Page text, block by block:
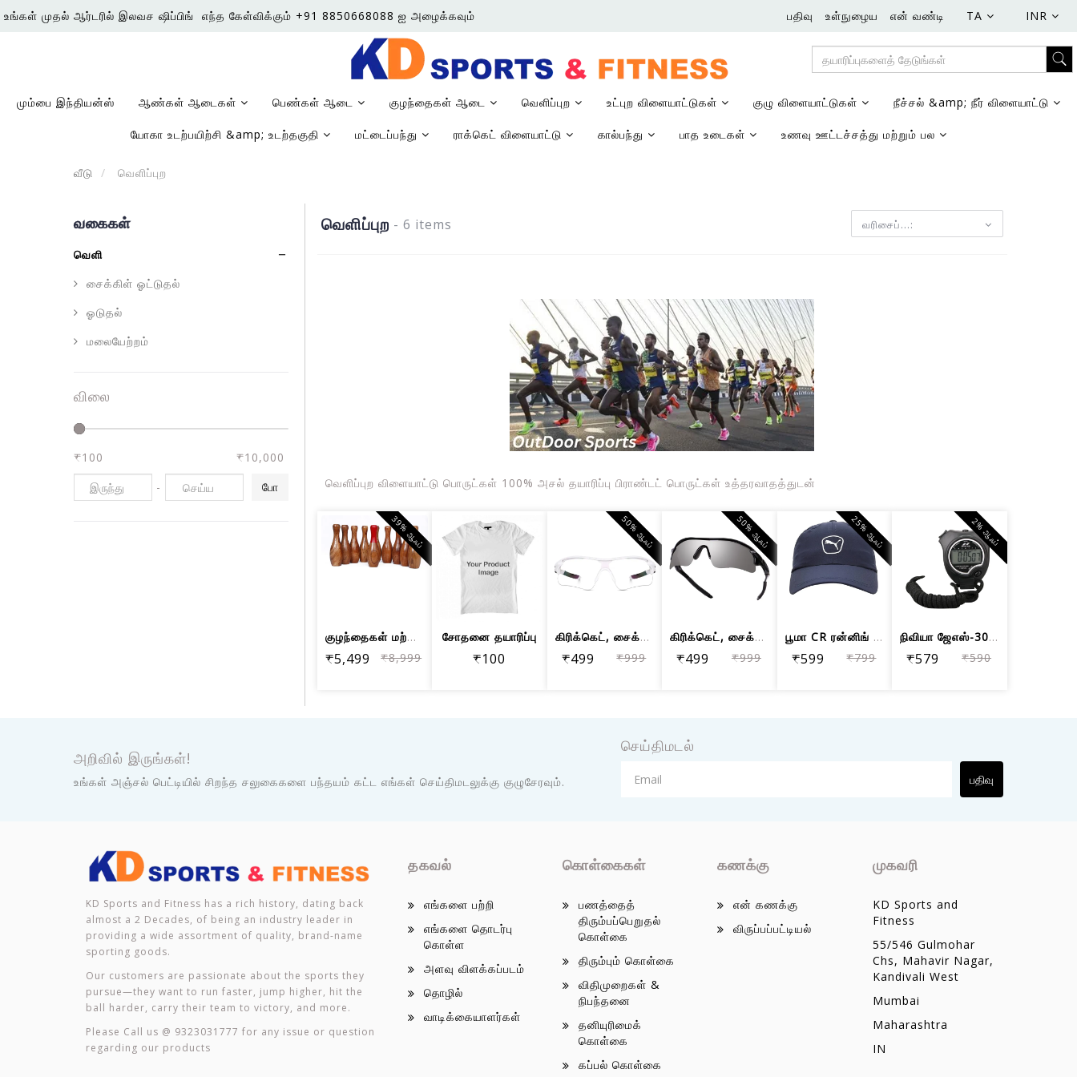
உங்கள் முதல் ஆர்டரில் இலவச ஷிப்பிங் எந்த கேள்விக்கும் +91 8850668088 ஐ அழைக்கவும் பதிவு உள்நுழைய என் வண்டி TA INR
மும்பை இந்தியன்ஸ் ஆண்கள் ஆடைகள் பெண்கள் ஆடை குழந்தைகள் ஆடை வெளிப்புற உட்புற விளையாட்டுகள் குழு விளையாட்டுகள் நீச்சல் &amp; நீர் விளையாட்டு
யோகா உடற்பயிற்சி &amp; உடற்தகுதி மட்டைப்பந்து ராக்கெட் விளையாட்டு கால்பந்து பாத உடைகள் உணவு ஊட்டச்சத்து மற்றும் பல
வீடு வெளிப்புற
வகைகள்
வெளி
சைக்கிள் ஓட்டுதல்
ஓடுதல்
மலையேற்றம்
விலை
₹100
₹10,000
-
போ
வெளிப்புற - 6 items வரிசைப்...:
வெளிப்புற விளையாட்டு பொருட்கள் 100% அசல் தயாரிப்பு பிராண்டட் பொருட்கள் உத்தரவாதத்துடன்
குழந்தைகள் மற்றும் பெரியவர்களுக்கான K...
₹5,499 ₹8,999
39% ஆஃப்
சோதனை தயாரிப்பு
₹100
கிரிக்கெட், சைக்கிள் ஓட்டுதல், பந்தயம...
₹499 ₹999
50% ஆஃப்
கிரிக்கெட், சைக்கிள் ஓட்டுதல், பந்தயம...
₹499 ₹999
50% ஆஃப்
பூமா CR ரன்னிங் கேப், பீகோட்
₹599 ₹799
25% ஆஃப்
நிவியா ஜேஎஸ்-307 டிஜிட்டல் ஸ்டாப் வாட்ச்
₹579 ₹590
2% ஆஃப்
அறிவில் இருங்கள்!
உங்கள் அஞ்சல் பெட்டியில் சிறந்த சலுகைகளை பந்தயம் கட்ட எங்கள் செய்திமடலுக்கு குழுசேரவும்.
செய்திமடல்
பதிவு
KD Sports and Fitness has a rich history, dating back
almost a 2 Decades, of being an industry leader in
providing a wide assortment of quality, brand-name
sporting goods.
Our customers are passionate about the sports they
pursue—they want to run faster, jump higher, hit the
ball harder, carry their team to victory, and more.
Please Call us @ 9323031777 for any issue or question
regarding our products
தகவல்
எங்களை பற்றி
எங்களை தொடர்பு
கொள்ள
அளவு விளக்கப்படம்
தொழில்
வாடிக்கையாளர்கள்
கொள்கைகள்
பணத்தைத்
திரும்பப்பெறுதல்
கொள்கை
திரும்பும் கொள்கை
விதிமுறைகள் &
நிபந்தனை
தனியுரிமைக்
கொள்கை
கப்பல் கொள்கை
கணக்கு
என் கணக்கு
விருப்பப்பட்டியல்
முகவரி
KD Sports and
Fitness
55/546 Gulmohar
Chs, Mahavir Nagar,
Kandivali West
Mumbai
Maharashtra
IN